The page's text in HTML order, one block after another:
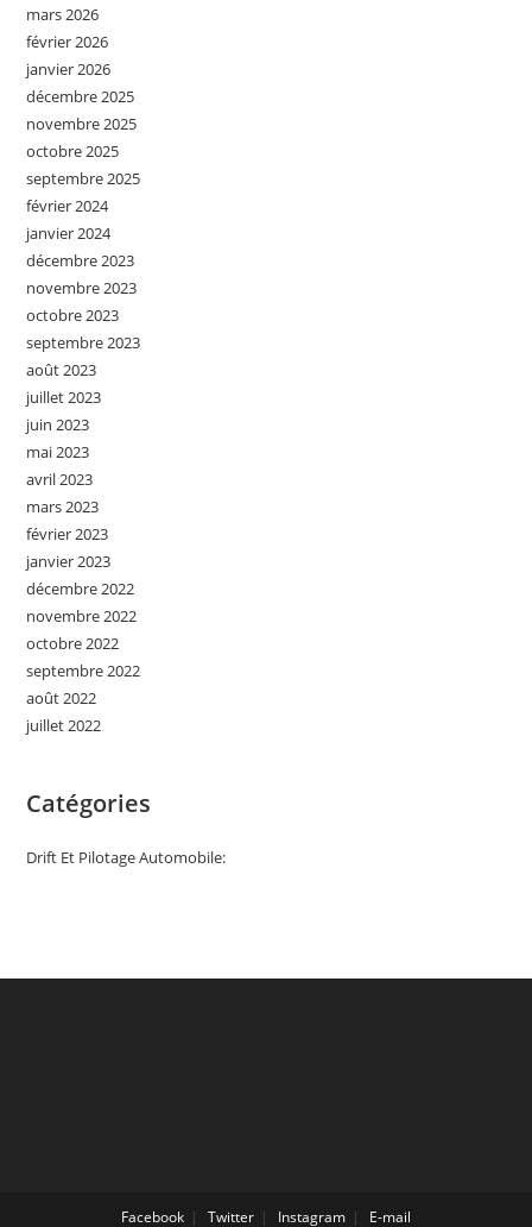
mars 2026
février 2026
janvier 2026
décembre 2025
novembre 2025
octobre 2025
septembre 2025
février 2024
janvier 2024
décembre 2023
novembre 2023
octobre 2023
septembre 2023
août 2023
juillet 2023
juin 2023
mai 2023
avril 2023
mars 2023
février 2023
janvier 2023
décembre 2022
novembre 2022
octobre 2022
septembre 2022
août 2022
juillet 2022
Catégories
Drift Et Pilotage Automobile:
Facebook Twitter Instagram E-mail